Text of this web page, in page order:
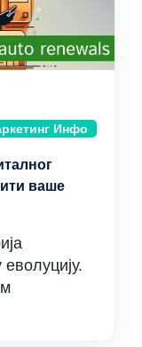
Инфо
ваше